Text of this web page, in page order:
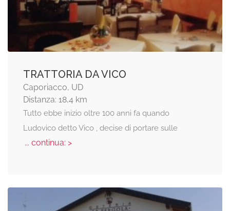
TRATTORIA DA VICO
Caporiacco, UD
Distanza: 18,4 km
Tutto ebbe inizio oltre 100 anni fa quando
Ludovico detto Vico , decise di portare sulle
... continua: >